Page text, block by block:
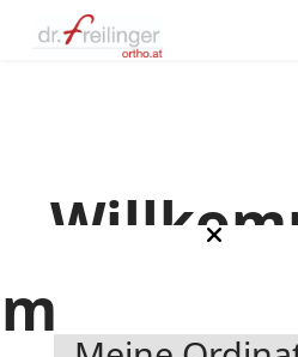
meiner